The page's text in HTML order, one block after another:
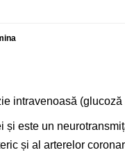
intravenoasă (glucoză
este un
și al arterelor